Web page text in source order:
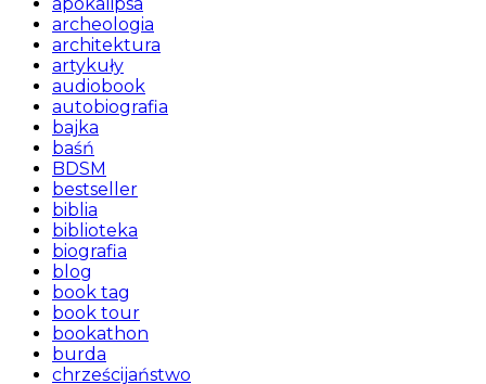
apokalipsa
archeologia
architektura
artykuły
audiobook
autobiografia
bajka
baśń
BDSM
bestseller
biblia
biblioteka
biografia
blog
book tag
book tour
bookathon
burda
chrześcijaństwo